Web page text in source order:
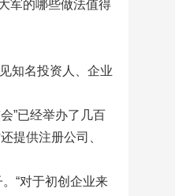
军的哪些做法值得
知名投资人、企业
”已经举办了几百
提供注册公司、
“对于初创企业来